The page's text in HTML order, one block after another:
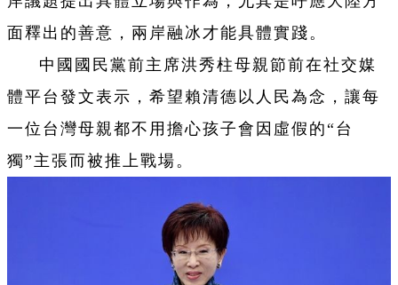
面釋出的善意，兩岸融冰才能具體實踐。
中國國民黨前主席洪秀柱母親節前在社交媒
體平台發文表示，希望賴清德以人民為念，讓每
一位台灣母親都不用擔心孩子會因虛假的“台
獨”主張而被推上戰場。